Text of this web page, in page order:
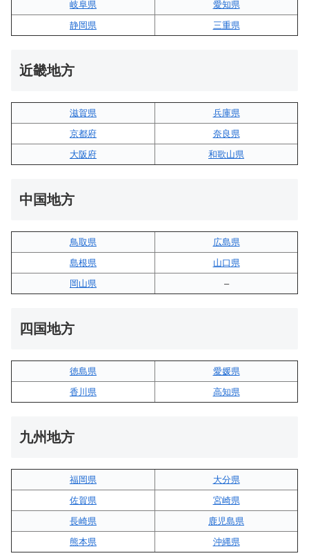
岐阜県
愛知県
静岡県
三重県
近畿地方
滋賀県
兵庫県
京都府
奈良県
大阪府
和歌山県
中国地方
鳥取県
広島県
島根県
山口県
岡山県
–
四国地方
徳島県
愛媛県
香川県
高知県
九州地方
福岡県
大分県
佐賀県
宮崎県
長崎県
鹿児島県
熊本県
沖縄県